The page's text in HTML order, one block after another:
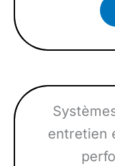
entretien